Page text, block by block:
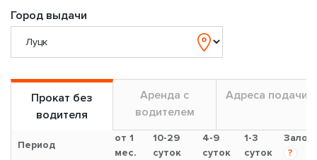
Город выдачи
Прокат без
водителя
Аренда с
водителем
Адреса подачи
Период
от 1
мес.
10-29
суток
4-9
суток
1-3
суток
Залог
?